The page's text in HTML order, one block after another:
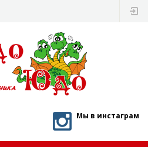
Мы в инстаграм